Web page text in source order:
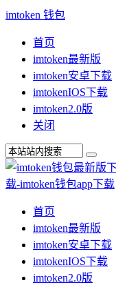
imtoken 钱包
首页
imtoken最新版
imtoken安卓下载
imtokenIOS下载
imtoken2.0版
关闭
首页
imtoken最新版
imtoken安卓下载
imtokenIOS下载
imtoken2.0版